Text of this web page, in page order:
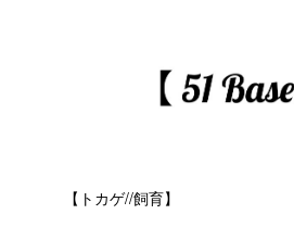
【トカゲ//飼育】